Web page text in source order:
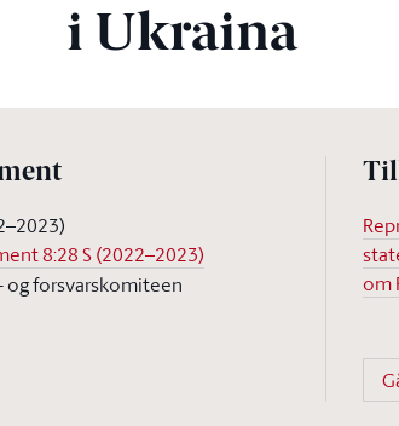
i Ukraina
8:28 S (2022–2023)
og forsvarskomiteen
om